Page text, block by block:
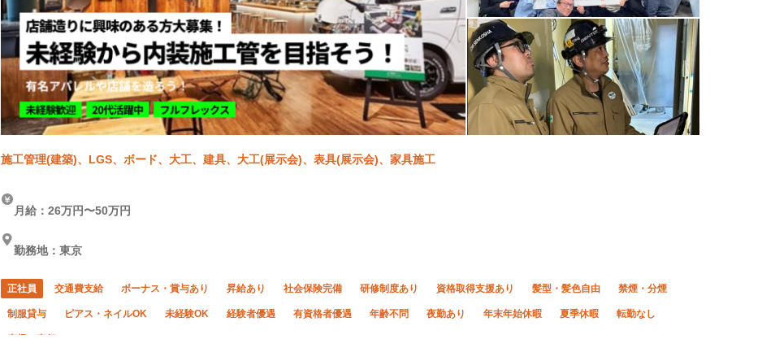
施工管理(建築)、LGS、ボード、大工、建具、大工(展示会)、表具(展示会)、家具施工
月給：26万円〜50万円
勤務地：東京
正社員 交通費支給 ボーナス・賞与あり 昇給あり 社会保険完備 研修制度あり 資格取得支援あり 髪型・髪色自由 禁煙・分煙
制服貸与 ピアス・ネイルOK 未経験OK 経験者優遇 有資格者優遇 年齢不問 夜勤あり 年末年始休暇 夏季休暇 転勤なし